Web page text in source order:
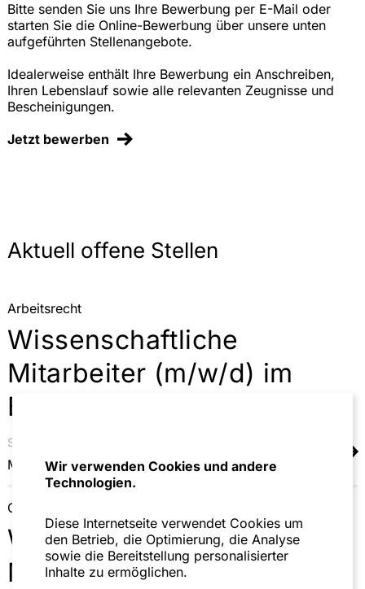
Wir verwenden Cookies und andere
Technologien.
Diese Internetseite verwendet Cookies um
den Betrieb, die Optimierung, die Analyse
sowie die Bereitstellung personalisierter
Inhalte zu ermöglichen.
Bitte senden Sie uns Ihre Bewerbung per E-Mail oder
starten Sie die Online-Bewerbung über unsere unten
aufgeführten Stellenangebote.
Idealerweise enthält Ihre Bewerbung ein Anschreiben,
Ihren Lebenslauf sowie alle relevanten Zeugnisse und
Bescheinigungen.
Jetzt bewerben
Aktuell offene Stellen
Arbeitsrecht
Wissenschaftliche
Mitarbeiter (m/w/d) im
Bereich Arbeitsrecht
Standort
Mannheim André Piehozki
Gewerblicher Rechtsschutz
Wissenschaftliche
Mitarbeiter (m/w/d) im